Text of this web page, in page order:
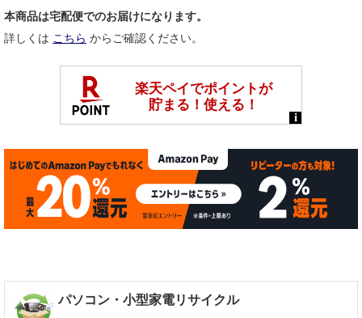
本商品は宅配便でのお届けになります。
詳しくは こちら からご確認ください。
パソコン・小型家電リサイクル